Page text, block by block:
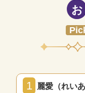
お
1 麗愛（れい